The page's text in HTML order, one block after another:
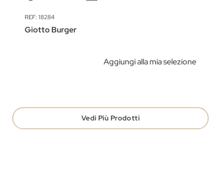
REF: 18284
Giotto Burger
Aggiungi alla mia selezione
Vedi Più Prodotti